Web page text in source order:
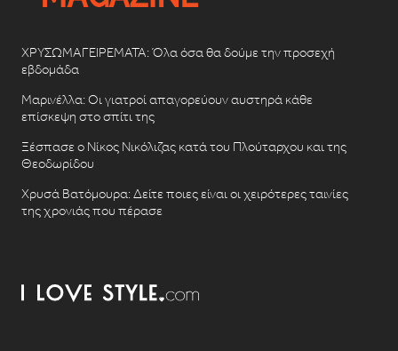
ΧΡΥΣΩΜΑΓΕΙΡΕΜΑΤΑ: Όλα όσα θα δούμε την προσεχή
εβδομάδα
Μαρινέλλα: Οι γιατροί απαγορεύουν αυστηρά κάθε
επίσκεψη στο σπίτι της
Ξέσπασε ο Νίκος Νικόλιζας κατά του Πλούταρχου και της
Θεοδωρίδου
Χρυσά Βατόμουρα: Δείτε ποιες είναι οι χειρότερες ταινίες
της χρονιάς που πέρασε